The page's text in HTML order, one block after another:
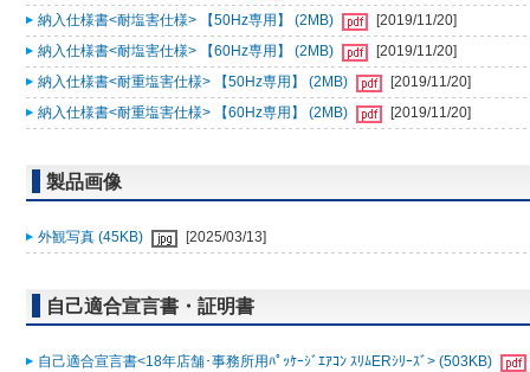
納入仕様書<耐塩害仕様> 【50Hz専用】 (2MB)
[2019/11/20]
納入仕様書<耐塩害仕様> 【60Hz専用】 (2MB)
[2019/11/20]
納入仕様書<耐重塩害仕様> 【50Hz専用】 (2MB)
[2019/11/20]
納入仕様書<耐重塩害仕様> 【60Hz専用】 (2MB)
[2019/11/20]
製品画像
外観写真 (45KB) [2025/03/13]
自己適合宣言書・証明書
自己適合宣言書<18年店舗･事務所用ﾊﾟｯｹｰｼﾞｴｱｺﾝ ｽﾘﾑERｼﾘｰｽﾞ> (503KB)